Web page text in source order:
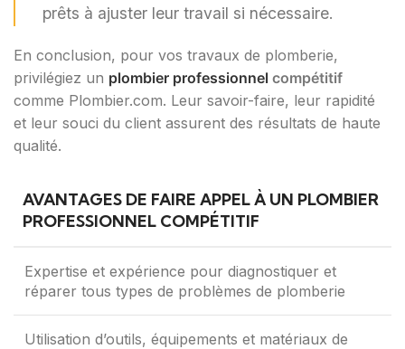
prêts à ajuster leur travail si nécessaire.
En conclusion, pour vos travaux de plomberie,
privilégiez un plombier professionnel compétitif
comme Plombier.com. Leur savoir-faire, leur rapidité
et leur souci du client assurent des résultats de haute
qualité.
AVANTAGES DE FAIRE APPEL À UN PLOMBIER
PROFESSIONNEL COMPÉTITIF
Expertise et expérience pour diagnostiquer et
réparer tous types de problèmes de plomberie
Utilisation d’outils, équipements et matériaux de